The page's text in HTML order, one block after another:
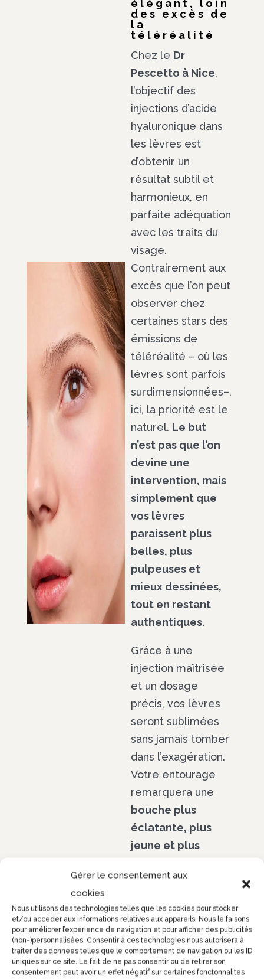
Gérer le consentement aux
cookies
Nous utilisons des technologies telles que les cookies pour stocker
et/ou accéder aux informations relatives aux appareils. Nous le faisons
pour améliorer l’expérience de navigation et pour afficher des publicités
(non-)personnalisées. Consentir à ces technologies nous autorisera à
traiter des données telles que le comportement de navigation ou les ID
uniques sur ce site. Le fait de ne pas consentir ou de retirer son
consentement peut avoir un effet négatif sur certaines fonctonnalités
élégant, loin
des excès de
la
téléréalité
Chez le Dr
Pescetto à Nice,
l’objectif des
injections d’acide
hyaluronique dans
les lèvres est
d’obtenir un
résultat subtil et
harmonieux, en
parfaite adéquation
avec les traits du
visage.
Contrairement aux
excès que l’on peut
observer chez
certaines stars des
émissions de
téléréalité – où les
lèvres sont parfois
surdimensionnées–,
ici, la priorité est le
naturel. Le but
n’est pas que l’on
devine une
intervention, mais
simplement que
vos lèvres
paraissent plus
belles, plus
pulpeuses et
mieux dessinées,
tout en restant
authentiques.
Grâce à une
injection maîtrisée
et un dosage
précis, vos lèvres
seront sublimées
sans jamais tomber
dans l’exagération.
Votre entourage
remarquera une
bouche plus
éclatante, plus
jeune et plus
pouvoir deviner la
transformation.
C’est toute la
finesse du travail du